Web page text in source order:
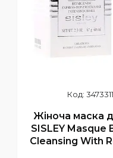
Жіноча маска
SISLEY Masque
Cleansing With